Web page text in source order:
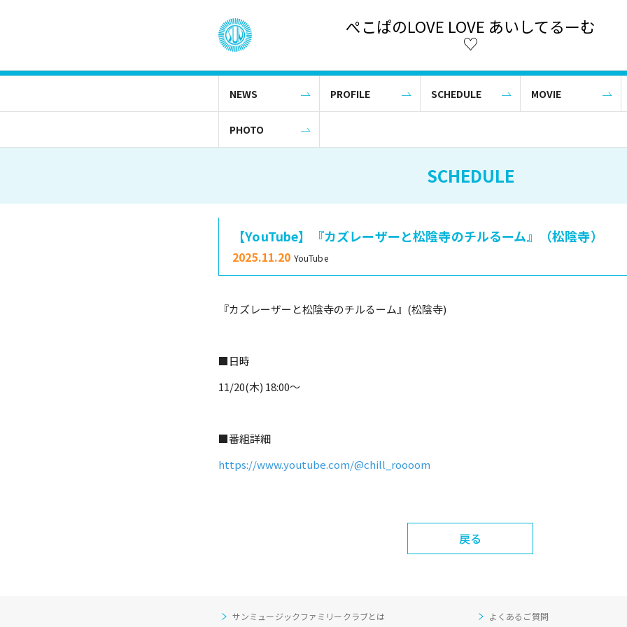
ぺこぱのLOVE LOVE あいしてるーむ
♡
NEWS PROFILE SCHEDULE MOVIE
PHOTO
SCHEDULE
【YouTube】『カズレーザーと松陰寺のチルるーム』（松陰寺）
2025.11.20 YouTube
『カズレーザーと松陰寺のチルるーム』(松陰寺)
■日時
11/20(木) 18:00〜
■番組詳細
https://www.youtube.com/@chill_roooom
戻る
サンミュージックファミリークラブとは よくあるご質問